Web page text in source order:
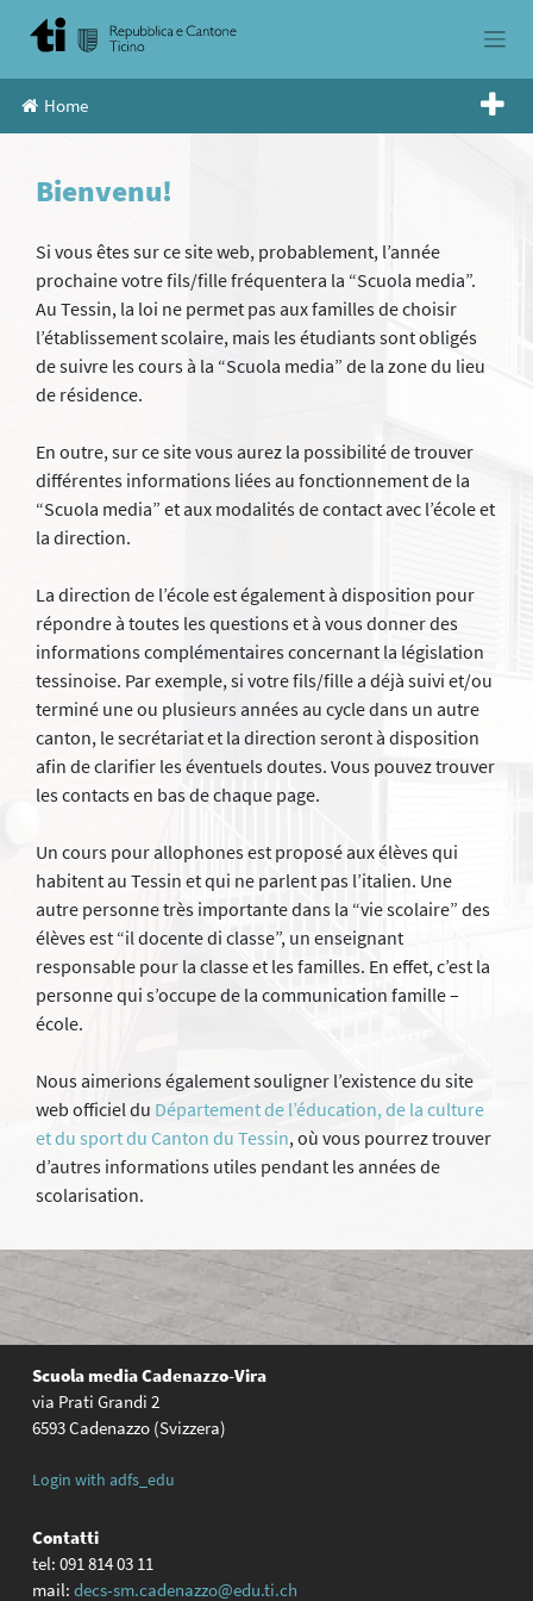
Home
Bienvenu!
Si vous êtes sur ce site web, probablement, l’année
prochaine votre fils/fille fréquentera la “Scuola media”.
Au Tessin, la loi ne permet pas aux familles de choisir
l’établissement scolaire, mais les étudiants sont obligés
de suivre les cours à la “Scuola media” de la zone du lieu
de résidence.
En outre, sur ce site vous aurez la possibilité de trouver
différentes informations liées au fonctionnement de la
“Scuola media” et aux modalités de contact avec l’école et
la direction.
La direction de l’école est également à disposition pour
répondre à toutes les questions et à vous donner des
informations complémentaires concernant la législation
tessinoise. Par exemple, si votre fils/fille a déjà suivi et/ou
terminé une ou plusieurs années au cycle dans un autre
canton, le secrétariat et la direction seront à disposition
afin de clarifier les éventuels doutes. Vous pouvez trouver
les contacts en bas de chaque page.
Un cours pour allophones est proposé aux élèves qui
habitent au Tessin et qui ne parlent pas l’italien. Une
autre personne très importante dans la “vie scolaire” des
élèves est “il docente di classe”, un enseignant
responsable pour la classe et les familles. En effet, c’est la
personne qui s’occupe de la communication famille –
école.
Nous aimerions également souligner l’existence du site
web officiel du Département de l’éducation, de la culture
et du sport du Canton du Tessin, où vous pourrez trouver
d’autres informations utiles pendant les années de
scolarisation.
Scuola mediaCadenazzo-Vira
via Prati Grandi 2
6593 Cadenazzo (Svizzera)
Login with adfs_edu
Contatti
tel: 091 814 03 11
mail: decs-sm.cadenazzo@edu.ti.ch